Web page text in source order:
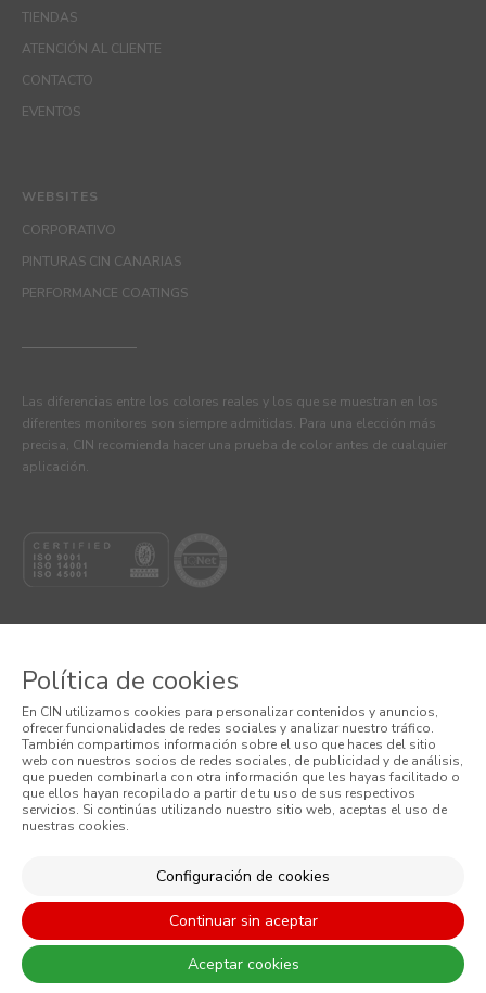
TIENDAS
ATENCIÓN AL CLIENTE
CONTACTO
EVENTOS
WEBSITES
CORPORATIVO
PINTURAS CIN CANARIAS
PERFORMANCE COATINGS
Las diferencias entre los colores reales y los que se muestran en los
diferentes monitores son siempre admitidas. Para una elección más
precisa, CIN recomienda hacer una prueba de color antes de cualquier
aplicación.
Términos y Condiciones
Política de Privacidad
Política de Cookies
Condiciones Generales de Venta
Política de cookies
En CIN utilizamos cookies para personalizar contenidos y anuncios,
ofrecer funcionalidades de redes sociales y analizar nuestro tráfico.
También compartimos información sobre el uso que haces del sitio
web con nuestros socios de redes sociales, de publicidad y de análisis,
que pueden combinarla con otra información que les hayas facilitado o
que ellos hayan recopilado a partir de tu uso de sus respectivos
servicios. Si continúas utilizando nuestro sitio web, aceptas el uso de
nuestras cookies.
Configuración de cookies
Continuar sin aceptar
Aceptar cookies